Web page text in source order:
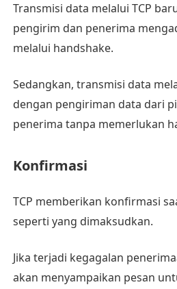
Transmisi data melalui TCP
pengirim dan penerima
melalui handshake.
Sedangkan, transmisi data
dengan pengiriman data dari
penerima tanpa memerlukan
Konfirmasi
TCP memberikan konfirmasi
seperti yang dimaksudkan.
Jika terjadi kegagalan
akan menyampaikan pesan